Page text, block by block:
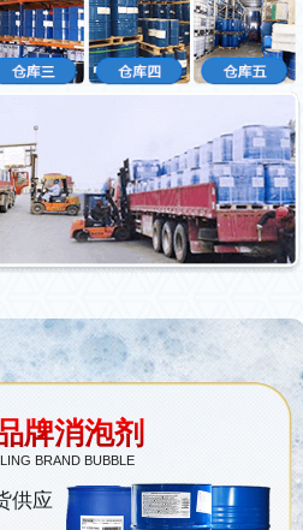
牌消泡剂
BRAND BUBBLE
供应